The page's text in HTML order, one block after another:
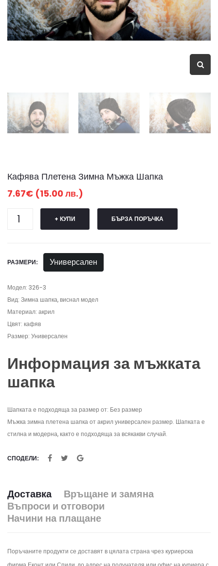
Кафява Плетена Зимна Мъжка Шапка
7.67€ (15.00 лв.)
+ КУПИ БЪРЗА ПОРЪЧКА
РАЗМЕРИ: Универсален
Модел: 326-3
Вид: Зимна шапка, виснал модел
Материал: акрил
Цвят: кафяв
Размер: Универсален
Информация за мъжката
шапка
Шапката е подходяща за размер от: Без размер
Мъжка зимна плетена шапка от акрил универсален размер. Шапката е
стилна и модерна, както е подходяща за всякакви случай.
СПОДЕЛИ:
Доставка
Връщане и замяна
Въпроси и отговори
Начини на плащане
Поръчаните продукти се доставят в цялата страна чрез куриерска